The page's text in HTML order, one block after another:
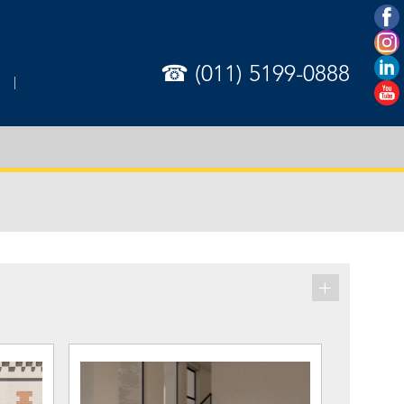
☎ (011) 5199-0888
+